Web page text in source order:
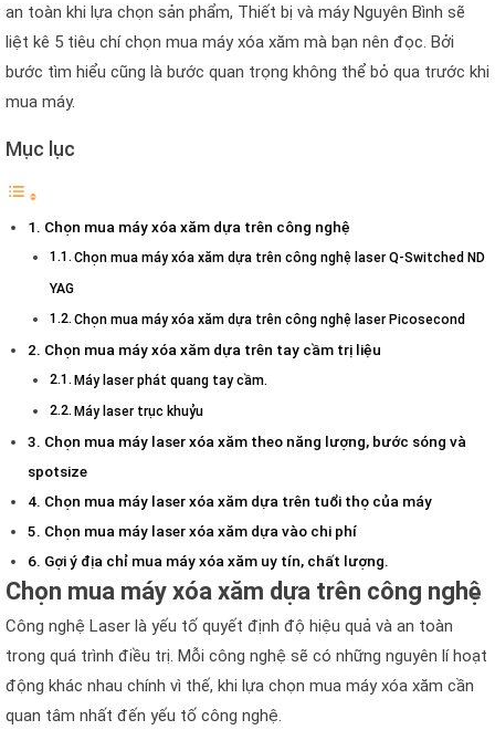
an toàn khi lựa chọn sản phẩm, Thiết bị và máy Nguyên Bình sẽ
liệt kê 5 tiêu chí chọn mua máy xóa xăm mà bạn nên đọc. Bởi
bước tìm hiểu cũng là bước quan trọng không thể bỏ qua trước khi
mua máy.
Mục lục
Chọn mua máy xóa xăm dựa trên công nghệ
Chọn mua máy xóa xăm dựa trên công nghệ laser Q-Switched ND
YAG
Chọn mua máy xóa xăm dựa trên công nghệ laser Picosecond
Chọn mua máy xóa xăm dựa trên tay cầm trị liệu
Máy laser phát quang tay cầm.
Máy laser trục khuỷu
Chọn mua máy laser xóa xăm theo năng lượng, bước sóng và
spotsize
Chọn mua máy laser xóa xăm dựa trên tuổi thọ của máy
Chọn mua máy laser xóa xăm dựa vào chi phí
Gợi ý địa chỉ mua máy xóa xăm uy tín, chất lượng.
Chọn mua máy xóa xăm dựa trên công nghệ
Công nghệ Laser là yếu tố quyết định độ hiệu quả và an toàn
trong quá trình điều trị. Mỗi công nghệ sẽ có những nguyên lí hoạt
động khác nhau chính vì thế, khi lựa chọn mua máy xóa xăm cần
quan tâm nhất đến yếu tố công nghệ.